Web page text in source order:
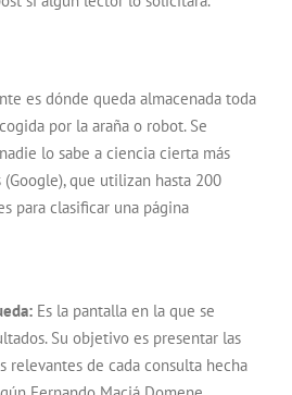
es dónde queda almacenada toda
por la araña o robot. Se
lo sabe a ciencia cierta más
que utilizan hasta 200
para clasificar una página
Es la pantalla en la que se
Su objetivo es presentar las
relevantes de cada consulta hecha